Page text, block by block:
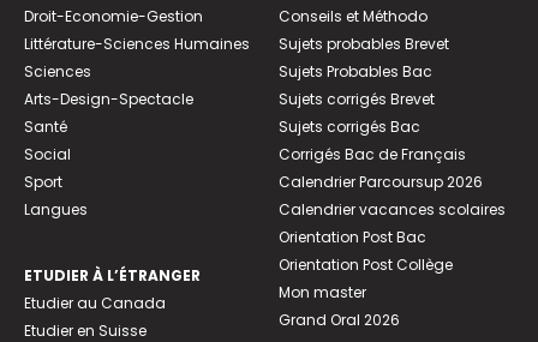
Droit-Economie-Gestion
Littérature-Sciences Humaines
Sciences
Arts-Design-Spectacle
Santé
Social
Sport
Langues
ETUDIER À L’ÉTRANGER
Etudier au Canada
Etudier en Suisse
Conseils et Méthodo
Sujets probables Brevet
Sujets Probables Bac
Sujets corrigés Brevet
Sujets corrigés Bac
Corrigés Bac de Français
Calendrier Parcoursup 2026
Calendrier vacances scolaires
Orientation Post Bac
Orientation Post Collège
Mon master
Grand Oral 2026